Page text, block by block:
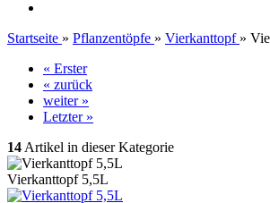
Startseite » Pflanzentöpfe » Vierkanttopf »
« Erster
« zurück
weiter »
Letzter »
14 Artikel in dieser Kategorie
Vierkanttopf 5,5L